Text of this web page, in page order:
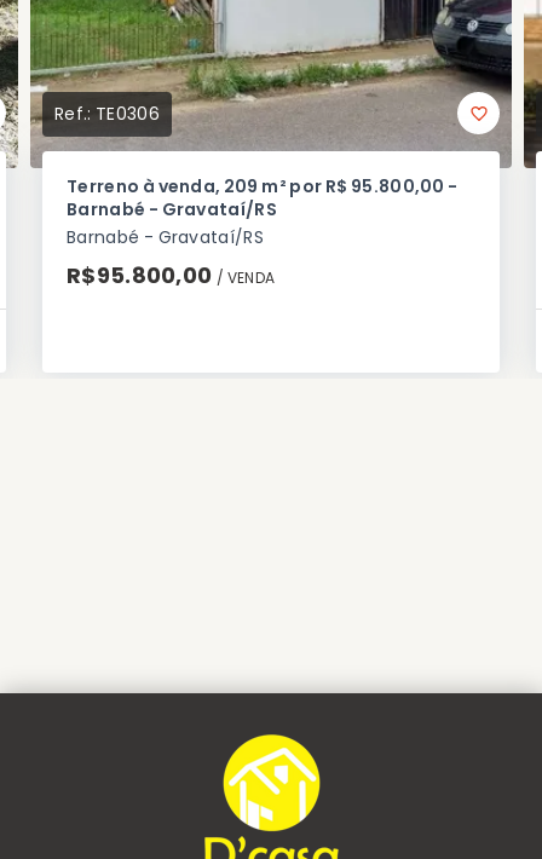
Ref.: TE0306
Terreno à venda, 209 m² por R$ 95.800,00 -
Barnabé - Gravataí/RS
Barnabé - Gravataí/RS
R$95.800,00 / VENDA